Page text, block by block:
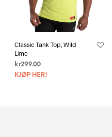
Classic Tank Top, Wild
Lime
kr299.00
KJØP HER!